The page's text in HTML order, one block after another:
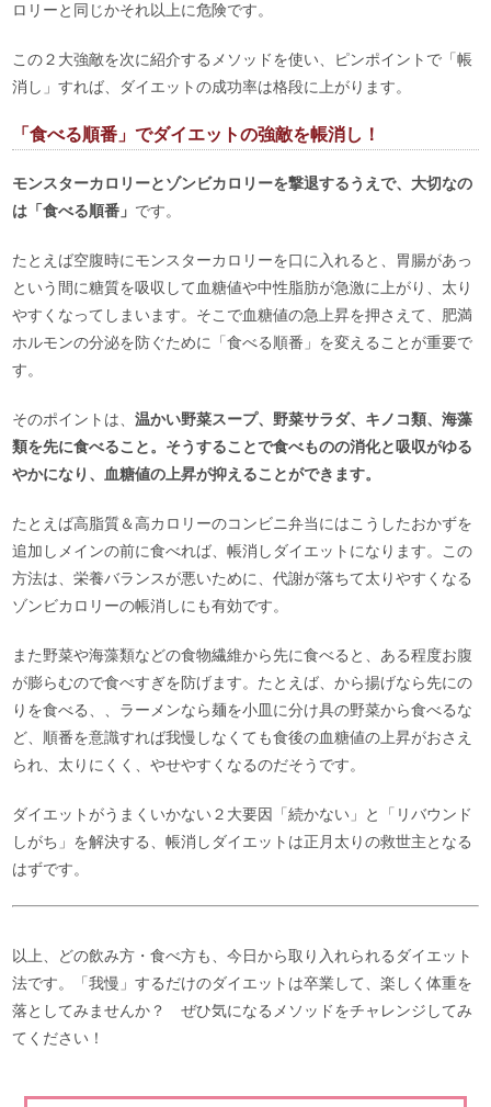
ロリーと同じかそれ以上に危険です。
この２大強敵を次に紹介するメソッドを使い、ピンポイントで「帳
消し」すれば、ダイエットの成功率は格段に上がります。
「食べる順番」でダイエットの強敵を帳消し！
モンスターカロリーとゾンビカロリーを撃退するうえで、大切なの
は「食べる順番」 です。
たとえば空腹時にモンスターカロリーを口に入れると、胃腸があっ
という間に糖質を吸収して血糖値や中性脂肪が急激に上がり、太り
やすくなってしまいます。そこで血糖値の急上昇を押さえて、肥満
ホルモンの分泌を防ぐために「食べる順番」を変えることが重要で
す。
そのポイントは、温かい野菜スープ、野菜サラダ、キノコ類、海藻
類を先に食べること。そうすることで食べものの消化と吸収がゆる
やかになり、血糖値の上昇が抑えることができます。
たとえば高脂質＆高カロリーのコンビニ弁当にはこうしたおかずを
追加しメインの前に食べれば、帳消しダイエットになります。この
方法は、栄養バランスが悪いために、代謝が落ちて太りやすくなる
ゾンビカロリーの帳消しにも有効です。
また野菜や海藻類などの食物繊維から先に食べると、ある程度お腹
が膨らむので食べすぎを防げます。たとえば、から揚げなら先にの
りを食べる、、ラーメンなら麺を小皿に分け具の野菜から食べるな
ど、順番を意識すれば我慢しなくても食後の血糖値の上昇がおさえ
られ、太りにくく、やせやすくなるのだそうです。
ダイエットがうまくいかない２大要因「続かない」と「リバウンド
しがち」を解決する、帳消しダイエットは正月太りの救世主となる
はずです。
以上、どの飲み方・食べ方も、今日から取り入れられるダイエット
法です。「我慢」するだけのダイエットは卒業して、楽しく体重を
落としてみませんか？ ぜひ気になるメソッドをチャレンジしてみ
てください！